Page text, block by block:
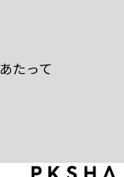
たって